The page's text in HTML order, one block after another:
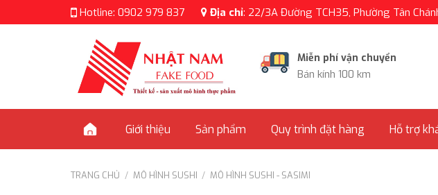
to
Hotline: 0902 979 837 Địa chỉ: 22/3A Đường TCH35, Phường Tân
Miễn phí vận chuyển
Bán kính 100 km
Giới thiệu Sản phẩm Quy trình đặt hàng Hỗ trợ
TRANG CHỦ / MÔ HÌNH SUSHI / MÔ HÌNH SUSHI - SASIMI